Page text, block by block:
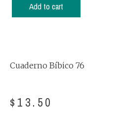
Add to cart
Cuaderno Bíbico 76
$ 13.50